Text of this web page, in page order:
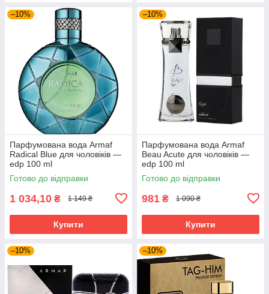
–10%
Парфумована вода Armaf
Radical Blue для чоловіків —
edp 100 ml
Готово до відправки
1 034,10 ₴ 1 149 ₴
Купити
–10%
Парфумована вода Armaf
Beau Acute для чоловіків —
edp 100 ml
Готово до відправки
981 ₴ 1 090 ₴
Купити
–10% –10%